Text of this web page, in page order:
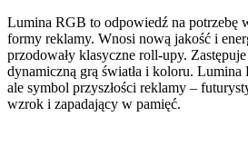
Lumina RGB to odpowiedź na potrzebę
formy reklamy. Wnosi nową jakość i
przodowały klasyczne roll-upy.
dynamiczną grą światła i koloru.
ale symbol przyszłości reklamy –
wzrok i zapadający w pamięć.